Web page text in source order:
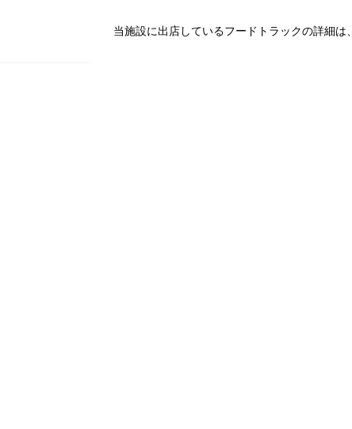
当施設に出店しているフードトラックの詳細は、